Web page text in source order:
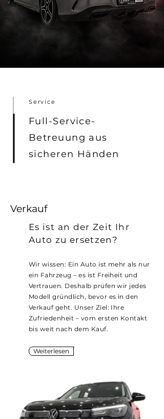
Service
Full-Service-
Betreuung aus
sicheren Händen
Verkauf
Es ist an der Zeit Ihr
Auto zu ersetzen?
Wir wissen: Ein Auto ist mehr als nur
ein Fahrzeug – es ist Freiheit und
Vertrauen. Deshalb prüfen wir jedes
Modell gründlich, bevor es in den
Verkauf geht. Unser Ziel: Ihre
Zufriedenheit – vom ersten Kontakt
bis weit nach dem Kauf.
Weiterlesen